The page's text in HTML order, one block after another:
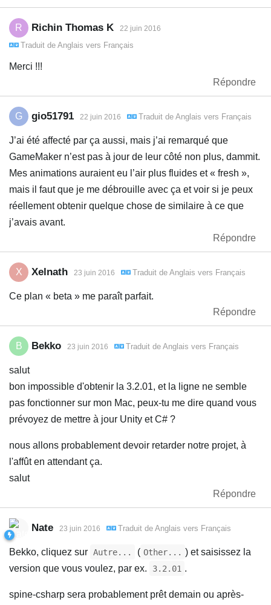
R Richin Thomas K 22 juin 2016
Traduit de Anglais vers Français
Merci !!!
Répondre
G gio51791 22 juin 2016 Traduit de Anglais vers Français
J’ai été affecté par ça aussi, mais j’ai remarqué que
GameMaker n’est pas à jour de leur côté non plus, dammit.
Mes animations auraient eu l’air plus fluides et « fresh »,
mais il faut que je me débrouille avec ça et voir si je peux
réellement obtenir quelque chose de similaire à ce que
j’avais avant.
Répondre
X Xelnath 23 juin 2016 Traduit de Anglais vers Français
Ce plan « beta » me paraît parfait.
Répondre
B Bekko 23 juin 2016 Traduit de Anglais vers Français
salut
bon impossible d'obtenir la 3.2.01, et la ligne ne semble
pas fonctionner sur mon Mac, peux-tu me dire quand vous
prévoyez de mettre à jour Unity et C# ?
nous allons probablement devoir retarder notre projet, à
l'affût en attendant ça.
salut
Répondre
Nate 23 juin 2016 Traduit de Anglais vers Français
Bekko, cliquez sur Autre... ( Other... ) et saisissez la
version que vous voulez, par ex.
3.2.01 .
spine-csharp sera probablement prêt demain ou après-